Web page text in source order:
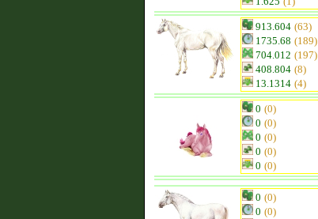
913.604 (63)
1735.68 (189)
704.012 (197)
408.804 (8)
13.1314 (4)
0 (0)
0 (0)
0 (0)
0 (0)
0 (0)
0 (0)
0 (0)